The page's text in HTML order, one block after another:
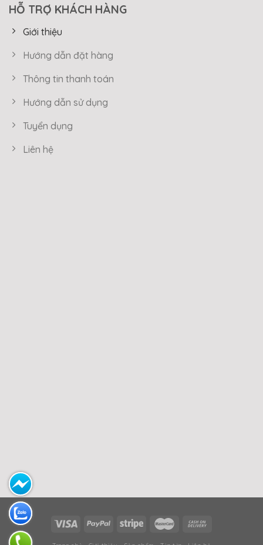
HỖ TRỢ KHÁCH HÀNG
Giới thiệu
Hướng dẫn đặt hàng
Thông tin thanh toán
Hướng dẫn sử dụng
Tuyển dụng
Liên hệ